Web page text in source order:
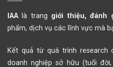
IAAlà trang giới thiệu, đánh
phẩm, dịch vụ các lĩnh vực mà
Kết quả từ quá trình research
doanh nghiệp sở hữu (tuổi